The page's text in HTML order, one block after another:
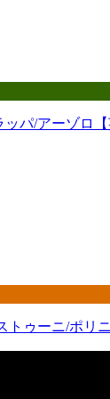
パ/アーゾロ
トゥーニ/ポリ